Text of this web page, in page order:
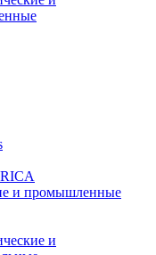
и промышленные
и